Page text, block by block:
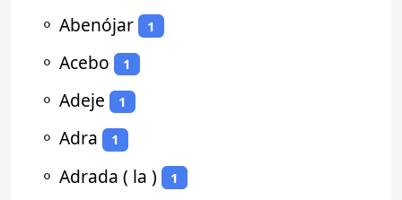
⚬ Abenójar 1
⚬ Acebo 1
⚬ Adeje 1
⚬ Adra 1
⚬ Adrada ( la ) 1